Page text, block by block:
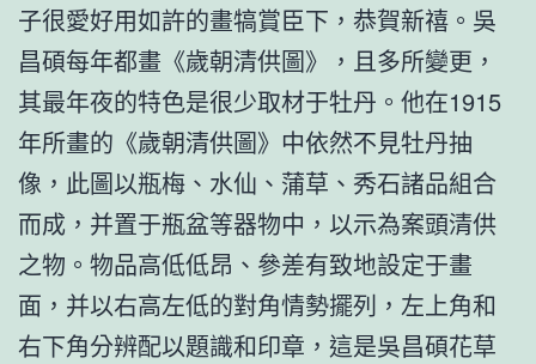
子很愛好用如許的畫犒賞臣下，恭賀新禧。吳
昌碩每年都畫《歲朝清供圖》，且多所變更，
其最年夜的特色是很少取材于牡丹。他在1915
年所畫的《歲朝清供圖》中依然不見牡丹抽
像，此圖以瓶梅、水仙、蒲草、秀石諸品組合
而成，并置于瓶盆等器物中，以示為案頭清供
之物。物品高低低昂、參差有致地設定于畫
面，并以右高左低的對角情勢擺列，左上角和
右下角分辨配以題識和印章，這是吳昌碩花草